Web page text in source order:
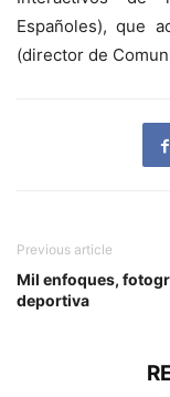
Españoles), que
(director de
Previous article
Mil enfoques,
deportiva